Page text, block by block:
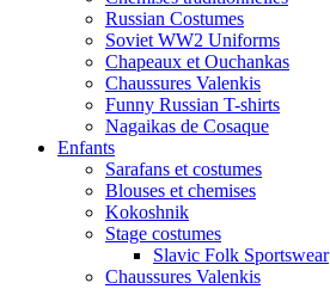
Russian Costumes
Soviet WW2 Uniforms
Chapeaux et Ouchankas
Chaussures Valenkis
Funny Russian T-shirts
Nagaikas de Cosaque
Enfants
Sarafans et costumes
Blouses et chemises
Kokoshnik
Stage costumes
Slavic Folk Sportswear
Chaussures Valenkis